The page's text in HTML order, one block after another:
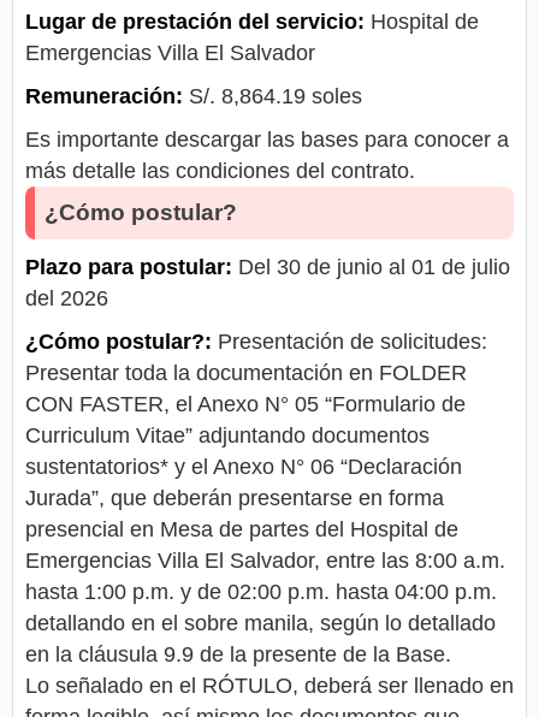
Lugar de prestación del servicio: Hospital de
Emergencias Villa El Salvador
Remuneración: S/. 8,864.19 soles
Es importante descargar las bases para conocer a
más detalle las condiciones del contrato.
¿Cómo postular?
Plazo para postular: Del 30 de junio al 01 de julio
del 2026
¿Cómo postular?: Presentación de solicitudes:
Presentar toda la documentación en FOLDER
CON FASTER, el Anexo N° 05 “Formulario de
Curriculum Vitae” adjuntando documentos
sustentatorios* y el Anexo N° 06 “Declaración
Jurada”, que deberán presentarse en forma
presencial en Mesa de partes del Hospital de
Emergencias Villa El Salvador, entre las 8:00 a.m.
hasta 1:00 p.m. y de 02:00 p.m. hasta 04:00 p.m.
detallando en el sobre manila, según lo detallado
en la cláusula 9.9 de la presente de la Base.
Lo señalado en el RÓTULO, deberá ser llenado en